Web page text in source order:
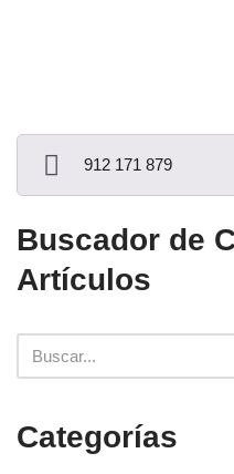
912 171 879
Buscador de
Artículos
Categorías